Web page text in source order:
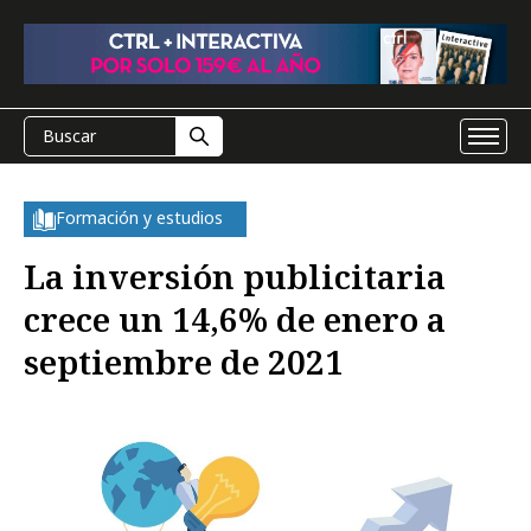
Formación y estudios
La inversión publicitaria
crece un 14,6% de enero a
septiembre de 2021